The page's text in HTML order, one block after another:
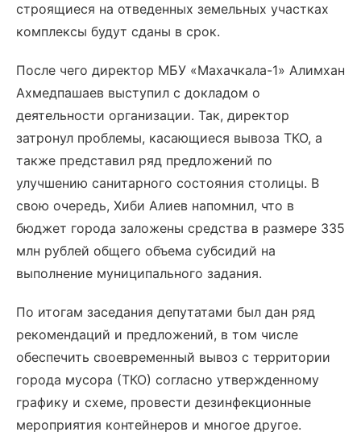
строящиеся на отведенных земельных участках
комплексы будут сданы в срок.
После чего директор МБУ «Махачкала-1» Алимхан
Ахмедпашаев выступил с докладом о
деятельности организации. Так, директор
затронул проблемы, касающиеся вывоза ТКО, а
также представил ряд предложений по
улучшению санитарного состояния столицы. В
свою очередь, Хиби Алиев напомнил, что в
бюджет города заложены средства в размере 335
млн рублей общего объема субсидий на
выполнение муниципального задания.
По итогам заседания депутатами был дан ряд
рекомендаций и предложений, в том числе
обеспечить своевременный вывоз с территории
города мусора (ТКО) согласно утвержденному
графику и схеме, провести дезинфекционные
мероприятия контейнеров и многое другое.